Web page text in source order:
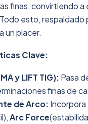
finas, convirtiendo
esto,
un placer.
Clave:
y LIFT TIG): Pasa
finas de
de Arco:
Arc Force